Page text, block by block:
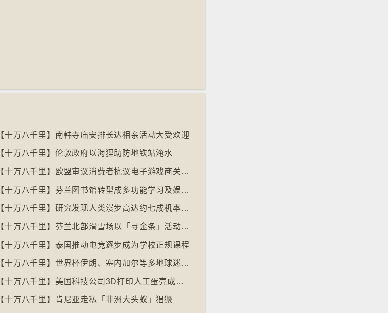
【十万八千里】南韩寺庙安排长达相亲活动大受欢迎
【十万八千里】伦敦政府以海狸助防地铁站淹水
【十万八千里】欧盟审议消费者抗议电子游戏商关闭伺服器
【十万八千里】芬兰图书馆转型成多功能学习及娱乐中心
【十万八千里】研究发现人类漫步高达约七成机率「逆时针」行走
【十万八千里】芬兰北部滑雪场以「寻金条」活动吸引游客
【十万八千里】泰国推动电竞逐步成为学校正规课程
【十万八千里】世界杯伊朗、塞内加尔等多地球迷入境美国极有可能被拒绝入境
【十万八千里】美国科技公司3D打印人工蛋壳成功孵化小鸡
【十万八千里】肯尼亚走私「非洲大头蚁」猖獗